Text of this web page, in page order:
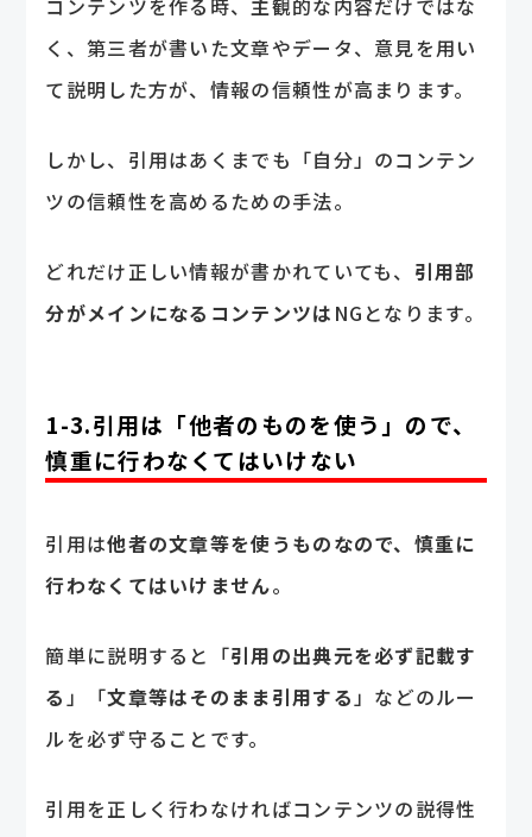
く、第三者が書いた文章やデータ、意見を用い
て説明した方が、情報の信頼性が高まります。
しかし、引用はあくまでも「自分」のコンテン
ツの信頼性を高めるための手法。
どれだけ正しい情報が書かれていても、 引用部
分がメインになるコンテンツは NGとなります。
1-3.引用は「他者のものを使う」ので、
慎重に行わなくてはいけない
引用は他者の文章等を使うものなので、慎重に
行わなくてはいけません。
簡単に説明すると「引用の出典元を必ず記載す
る」「文章等はそのまま引用する」などのルー
ルを必ず守ることです。
引用を正しく行わなければコンテンツの説得性